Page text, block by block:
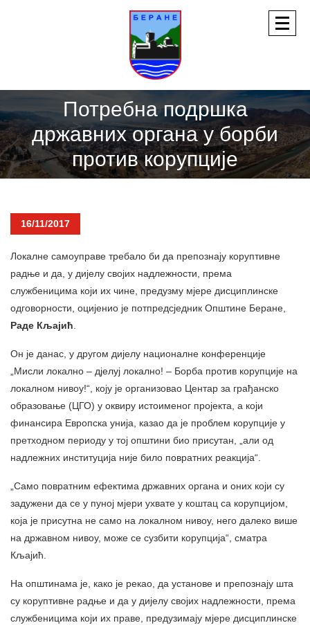
Потребна подршка
државних органа у борби
против корупције
16/11/2017
Локалне самоуправе требало би да препознају коруптивне
радње и да, у дијелу својих надлежности, према
службеницима који их чине, предузму мјере дисциплинске
одговорности, оцијенио је потпредсједник Општине Беране,
Раде Кљајић.
Он је данас, у другом дијелу националне конференције
„Мисли локално – дјелуј локално! – Борба против корупције на
локалном нивоу!“, коју је организовао Центар за грађанско
образовање (ЦГО) у оквиру истоименог пројекта, а који
финансира Европска унија, казао да је проблем корупције у
претходном периоду у тој општини био присутан, „али од
надлежних институција није било повратних реакција“.
„Само повратним ефектима државних органа и оних који су
задужени да се у пуној мјери ухвате у коштац са корупцијом,
која је присутна не само на локалном нивоу, него далеко више
на државном нивоу, може се сузбити корупција“, сматра
Кљајић.
На општинама је, како је рекао, да установе и препознају шта
су коруптивне радње и да у дијелу својих надлежности, према
службеницима који их праве, предузимају мјере дисциплинске